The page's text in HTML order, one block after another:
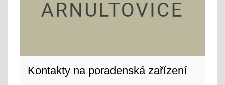
Kontakty na poradenská zařízení